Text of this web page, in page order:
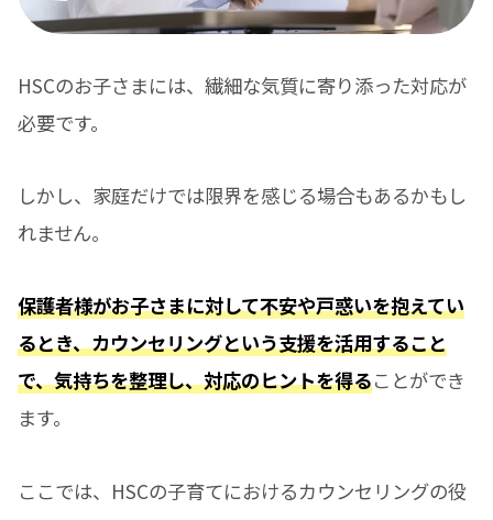
HSCのお子さまには、繊細な気質に寄り添った対応が
必要です。
しかし、家庭だけでは限界を感じる場合もあるかもし
れません。
保護者様がお子さまに対して不安や戸惑いを抱えてい
るとき、カウンセリングという支援を活用すること
で、気持ちを整理し、対応のヒントを得ることができ
ます。
ここでは、HSCの子育てにおけるカウンセリングの役